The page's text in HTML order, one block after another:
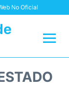
No Oficial